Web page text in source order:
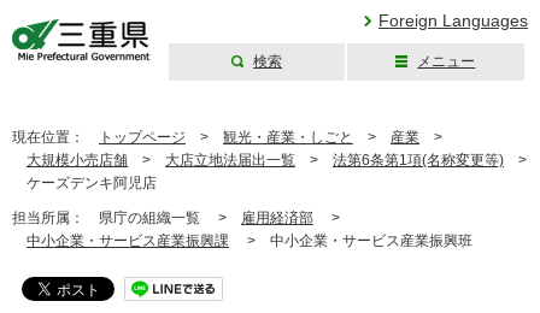
Foreign Languages
検索 メニュー
現在位置： トップページ > 観光・産業・しごと > 産業 >
大規模小売店舗 > 大店立地法届出一覧 > 法第6条第1項(名称変更等) >
ケーズデンキ阿児店
担当所属： 県庁の組織一覧 > 雇用経済部 >
中小企業・サービス産業振興課 > 中小企業・サービス産業振興班